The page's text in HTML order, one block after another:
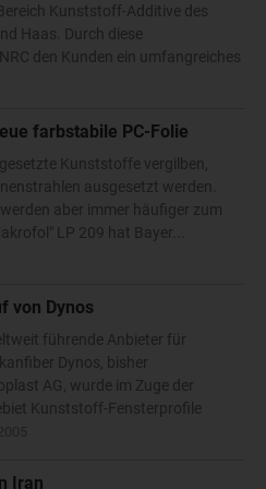
Kunststoff-Additive des
Haas. Durch diese
den Kunden ein umfangreiches
farbstabile PC-Folie
Kunststoffe vergilben,
ausgesetzt werden.
aber immer häufiger zum
LP 209 hat Bayer...
von Dynos
führende Anbieter für
Dynos, bisher
AG, wurde im Zuge der
Kunststoff-Fensterprofile
Iran